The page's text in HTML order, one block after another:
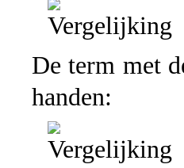
De term met
handen: